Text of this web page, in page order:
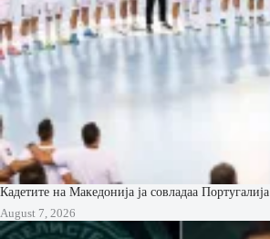
Кадетите на Македонија ја совладаа Португалија
August 7, 2026